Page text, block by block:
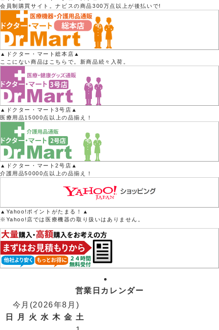
会員制購買サイト。ナビスの商品300万点以上が後払いで!
▲ドクター・マート総本店▲
ここにない商品はこちらで。新商品続々入荷。
▲ドクター・マート3号店▲
医療用品15000点以上の品揃え！
▲ドクター・マート2号店▲
介護用品50000点以上の品揃え！
▲Yahoo!ポイントがたまる！▲
※Yahoo!店では医療機器の取り扱いはありません。
営業日カレンダー
今月(2026年8月)
日
月 火 水 木 金 土